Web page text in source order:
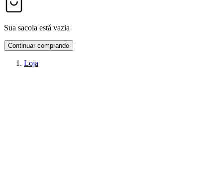
Sua sacola está vazia
Continuar comprando
Loja